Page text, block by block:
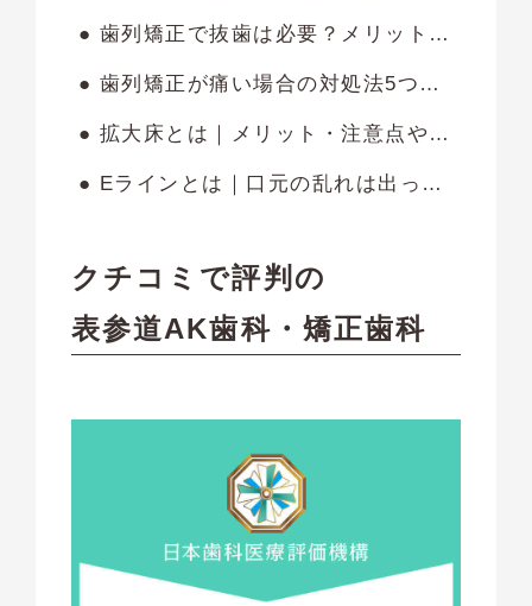
● 歯列矯正で抜歯は必要？メリット・デメリットをわかりやすく解説
● 歯列矯正が痛い場合の対処法5つ｜痛みの原因を3つに分けて解説
● 拡大床とは｜メリット・注意点や手入れの方法も解説します
● Eラインとは｜口元の乱れは出っ歯や受け口が原因？改善方法も紹介します
クチコミで評判の
表参道AK歯科・矯正歯科